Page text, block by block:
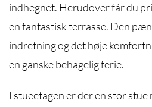
indhegnet. Herudover får du
en fantastisk terrasse. Den
indretning og det høje
en ganske behagelig ferie.
I stueetagen er der en stor stue